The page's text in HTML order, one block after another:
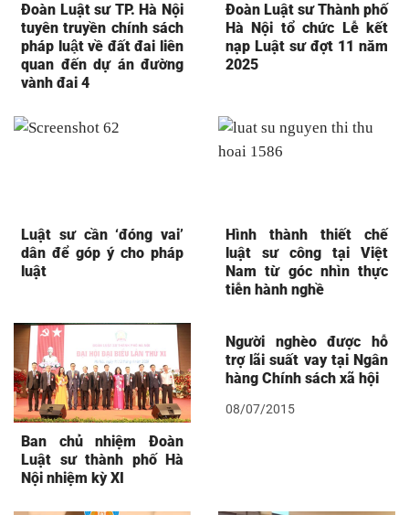
Đoàn Luật sư TP. Hà Nội
tuyên truyền chính sách
pháp luật về đất đai liên
quan đến dự án đường
vành đai 4
Đoàn Luật sư Thành phố
Hà Nội tổ chức Lễ kết
nạp Luật sư đợt 11 năm
2025
Luật sư cần ‘đóng vai’
dân để góp ý cho pháp
luật
Hình thành thiết chế
luật sư công tại Việt
Nam từ góc nhìn thực
tiễn hành nghề
Ban chủ nhiệm Đoàn
Luật sư thành phố Hà
Nội nhiệm kỳ XI
Người nghèo được hỗ
trợ lãi suất vay tại Ngân
hàng Chính sách xã hội
08/07/2015